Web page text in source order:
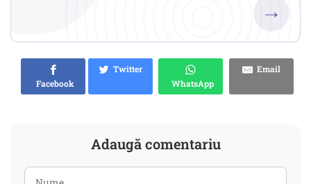
→
Facebook
Twitter
WhatsApp
Email
Adaugă comentariu